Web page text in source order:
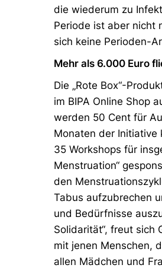
die wiederum zu
Periode ist aber nicht
sich keine Perioden-
Mehr als 6.000 Euro
Die „Rote Box“-
im BIPA Online Shop
werden 50 Cent für
Monaten der Initiative
35 Workshops für
Menstruation“
den
Tabus aufzubrechen
und Bedürfnisse
Solidarität“, freut sich
mit jenen Menschen,
allen Mädchen und